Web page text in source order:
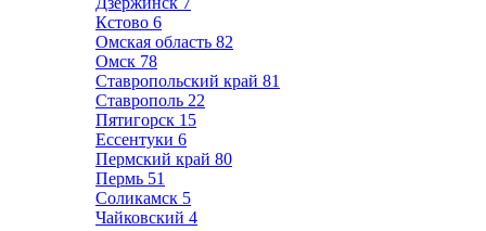
Кстово 6
Омская область 82
Омск 78
Ставропольский край 81
Ставрополь 22
Пятигорск 15
Ессентуки 6
Пермский край 80
Пермь 51
Соликамск 5
Чайковский 4